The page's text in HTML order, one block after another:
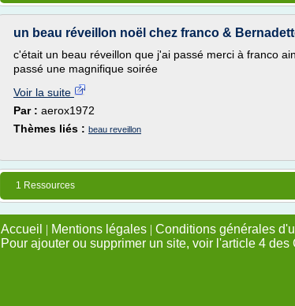
un beau réveillon noël chez franco &
c'était un beau réveillon que j'ai passé merci à franco
passé une magnifique soirée
Voir la suite
Par : aerox1972
Thèmes liés : beau reveillon
1 Ressources
Accueil | Mentions légales | Conditions générales
Pour ajouter ou supprimer un site, voir l'article 4 des